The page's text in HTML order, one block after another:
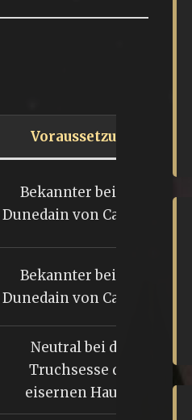
Voraussetzung
Bekannter bei den
Dunedain von Cardolan
Bekannter bei den
Dunedain von Cardolan
Neutral bei den
Truchsesse des
eisernen Hauses